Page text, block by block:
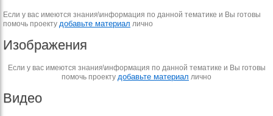
Если у вас имеются знания\информация по данной тематике и Вы готовы
помочь проекту добавьте материал лично
Изображения
Если у вас имеются знания\информация по данной тематике и Вы готовы
помочь проекту добавьте материал лично
Видео